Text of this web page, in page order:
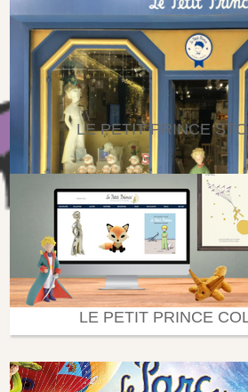
LE PETIT PRINCE
LE PETIT PRINCE